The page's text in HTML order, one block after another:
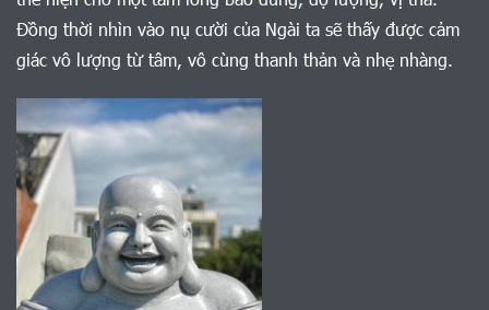
Đồng thời nhìn vào nụ cười của Ngài ta sẽ thấy được cảm
giác vô lượng từ tâm, vô cùng thanh thản và nhẹ nhàng.